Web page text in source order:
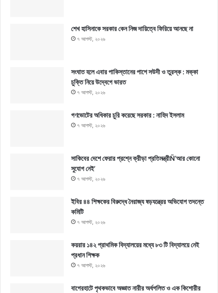
শেখ হাসিনাকে সরকার কেন নিজ দায়িত্বে ফিরিয়ে আনছে না
৭ আগস্ট, ২০২৬
সংঘাত হলে এবার পাকিস্তানের পাশে সউদী ও তুরস্ক : মক্কা
চুক্তি নিয়ে উদ্বেগে ভারত
৭ আগস্ট, ২০২৬
গণভোটের অধিকার চুরি করেছে সরকার : নাহিদ ইসলাম
৭ আগস্ট, ২০২৬
সাকিবের দেশে ফেরার প্রশ্নে ক্রীড়া প্রতিমন্ত্রীÑ‘আর কোনো
সুযোগ নেই’
৭ আগস্ট, ২০২৬
ইবির ৪৪ শিক্ষকের বিরুদ্ধে নৈরাজ্য ষড়যন্ত্রের অভিযোগ তদন্তে
কমিটি
৭ আগস্ট, ২০২৬
কয়রার ১৪২ প্রাথমিক বিদ্যালয়ের মধ্যে ৮৩ টি বিদ্যালয়ে নেই
প্রধান শিক্ষক
৭ আগস্ট, ২০২৬
বাগেরহাটে পৃথকভাবে অজ্ঞাত নারীর অর্ধগলিত ও এক কিশোরীর